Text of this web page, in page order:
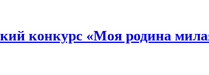
конкурс «Моя родина